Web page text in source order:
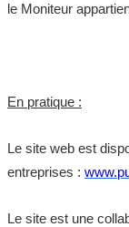
le Moniteur
En pratique :
Le site web est
entreprises :
Le site est une